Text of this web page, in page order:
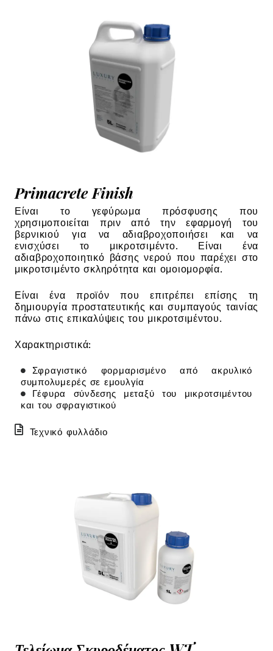
Primacrete Finish
Είναι το γεφύρωμα πρόσφυσης που
χρησιμοποιείται πριν από την εφαρμογή του
βερνικιού για να αδιαβροχοποιήσει και να
ενισχύσει το μικροτσιμέντο. Είναι ένα
αδιαβροχοποιητικό βάσης νερού που παρέχει στο
μικροτσιμέντο σκληρότητα και ομοιομορφία.
Είναι ένα προϊόν που επιτρέπει επίσης τη
δημιουργία προστατευτικής και συμπαγούς ταινίας
πάνω στις επικαλύψεις του μικροτσιμέντου.
Χαρακτηριστικά:
Σφραγιστικό φορμαρισμένο από ακρυλικό
συμπολυμερές σε εμουλγία
Γέφυρα σύνδεσης μεταξύ του μικροτσιμέντου
και του σφραγιστικού
Τεχνικό φυλλάδιο